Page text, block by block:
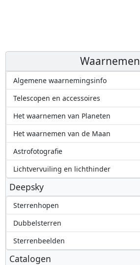
Waarnemen
Algemene waarnemingsinfo
Telescopen en accessoires
Het waarnemen van Planeten
Het waarnemen van de Maan
Astrofotografie
Lichtvervuiling en lichthinder
Deepsky
Sterrenhopen
Dubbelsterren
Sterrenbeelden
Catalogen